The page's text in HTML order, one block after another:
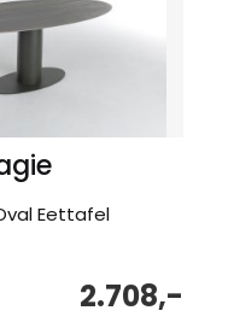
Eettafel
2.708,-